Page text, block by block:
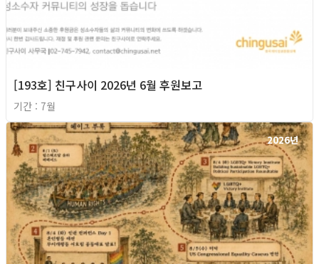
[193호] 친구사이 2026년 6월 후원보고
기간 : 7월
2026년